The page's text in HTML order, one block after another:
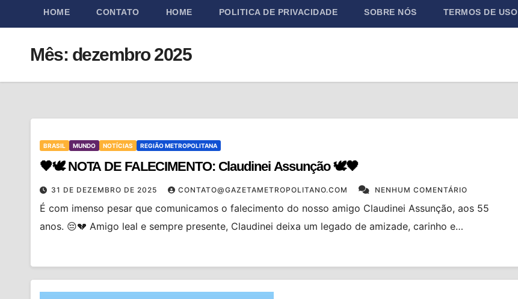
HOME CONTATO HOME POLITICA DE PRIVACIDADE SOBRE NÓS TERMOS DE USO
Mês: dezembro 2025
BRASIL MUNDO NOTÍCIAS REGIÃO METROPOLITANA
🖤🕊️ NOTA DE FALECIMENTO: Claudinei Assunção 🕊️🖤
31 DE DEZEMBRO DE 2025 CONTATO@GAZETAMETROPOLITANO.COM NENHUM COMENTÁRIO
É com imenso pesar que comunicamos o falecimento do nosso amigo Claudinei Assunção, aos 55
anos. 😔💔 Amigo leal e sempre presente, Claudinei deixa um legado de amizade, carinho e…